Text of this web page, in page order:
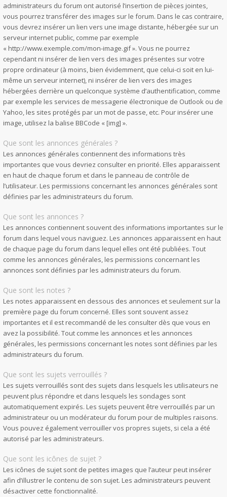
administrateurs du forum ont autorisé l’insertion de pièces jointes,
vous pourrez transférer des images sur le forum. Dans le cas contraire,
vous devrez insérer un lien vers une image distante, hébergée sur un
serveur internet public, comme par exemple
« http://www.exemple.com/mon-image.gif ». Vous ne pourrez
cependant ni insérer de lien vers des images présentes sur votre
propre ordinateur (à moins, bien évidemment, que celui-ci soit en lui-
même un serveur internet), ni insérer de lien vers des images
hébergées derrière un quelconque système d’authentification, comme
par exemple les services de messagerie électronique de Outlook ou de
Yahoo, les sites protégés par un mot de passe, etc. Pour insérer une
image, utilisez la balise BBCode « [img] ».
Que sont les annonces générales ?
Les annonces générales contiennent des informations très
importantes que vous devriez consulter en priorité. Elles apparaissent
en haut de chaque forum et dans le panneau de contrôle de
l’utilisateur. Les permissions concernant les annonces générales sont
définies par les administrateurs du forum.
Que sont les annonces ?
Les annonces contiennent souvent des informations importantes sur le
forum dans lequel vous naviguez. Les annonces apparaissent en haut
de chaque page du forum dans lequel elles ont été publiées. Tout
comme les annonces générales, les permissions concernant les
annonces sont définies par les administrateurs du forum.
Que sont les notes ?
Les notes apparaissent en dessous des annonces et seulement sur la
première page du forum concerné. Elles sont souvent assez
importantes et il est recommandé de les consulter dès que vous en
avez la possibilité. Tout comme les annonces et les annonces
générales, les permissions concernant les notes sont définies par les
administrateurs du forum.
Que sont les sujets verrouillés ?
Les sujets verrouillés sont des sujets dans lesquels les utilisateurs ne
peuvent plus répondre et dans lesquels les sondages sont
automatiquement expirés. Les sujets peuvent être verrouillés par un
administrateur ou un modérateur du forum pour de multiples raisons.
Vous pouvez également verrouiller vos propres sujets, si cela a été
autorisé par les administrateurs.
Que sont les icônes de sujet ?
Les icônes de sujet sont de petites images que l’auteur peut insérer
afin d’illustrer le contenu de son sujet. Les administrateurs peuvent
désactiver cette fonctionnalité.